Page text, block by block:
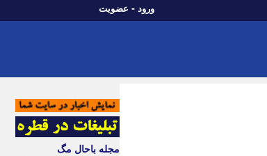
ورود - عضویت
مجله باحال مگ